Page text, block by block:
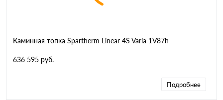
Каминная топка Spartherm Linear 4S Varia 1V87h
636 595 руб.
Подробнее